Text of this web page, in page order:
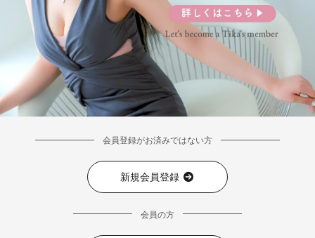
会員登録がお済みではない方
新規会員登録
会員の方